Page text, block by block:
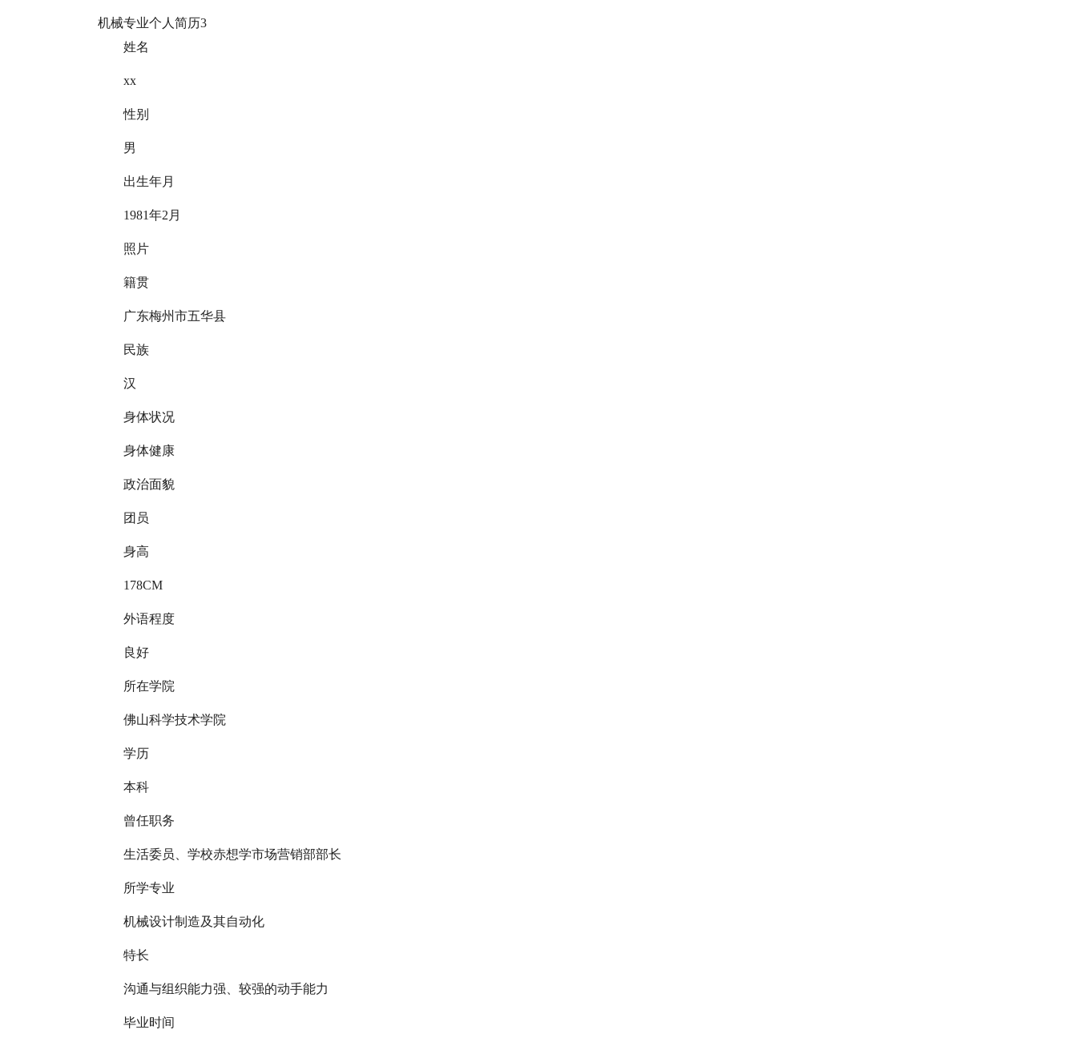
机械专业个人简历3
姓名
xx
性别
男
出生年月
1981年2月
照片
籍贯
广东梅州市五华县
民族
汉
身体状况
身体健康
政治面貌
团员
身高
178CM
外语程度
良好
所在学院
佛山科学技术学院
学历
本科
曾任职务
生活委员、学校赤想学市场营销部部长
所学专业
机械设计制造及其自动化
特长
沟通与组织能力强、较强的动手能力
毕业时间